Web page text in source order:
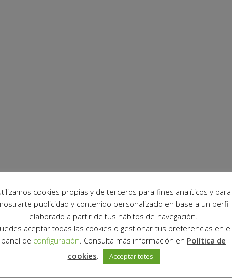
cookies propias y de terceros para fines analíticos y para
publicidad y contenido personalizado en base a un perfil
elaborado a partir de tus hábitos de navegación.
aceptar todas las cookies o gestionar tus preferencias en el
panel de configuración . Consulta más información en Política de
cookies
Acceptar totes